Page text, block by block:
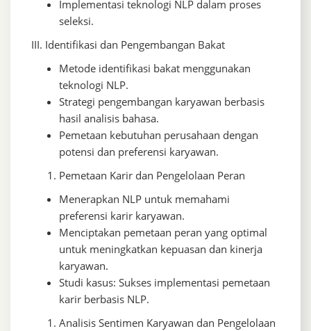
Implementasi teknologi NLP dalam proses
seleksi.
III. Identifikasi dan Pengembangan Bakat
Metode identifikasi bakat menggunakan
teknologi NLP.
Strategi pengembangan karyawan berbasis
hasil analisis bahasa.
Pemetaan kebutuhan perusahaan dengan
potensi dan preferensi karyawan.
Pemetaan Karir dan Pengelolaan Peran
Menerapkan NLP untuk memahami
preferensi karir karyawan.
Menciptakan pemetaan peran yang optimal
untuk meningkatkan kepuasan dan kinerja
karyawan.
Studi kasus: Sukses implementasi pemetaan
karir berbasis NLP.
Analisis Sentimen Karyawan dan Pengelolaan